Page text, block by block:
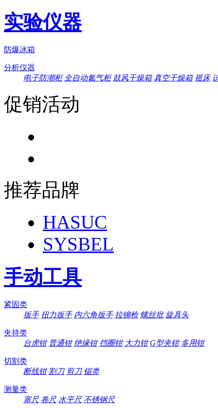
实验仪器
防爆冰箱
分析仪器
电子防潮柜 全自动氮气柜 鼓风干燥箱 真空干燥箱 摇床
促销活动
推荐品牌
HASUC
SYSBEL
手动工具
紧固类
扳手 扭力扳手 内六角扳手 拉铆枪 螺丝批 旋具头
夹持类
台虎钳 普通钳 绝缘钳 挡圈钳 大力钳 G型夹钳 多用钳
切割类
断线钳 割刀 剪刀 锯类
测量类
塞尺 卷尺 水平尺 不锈钢尺